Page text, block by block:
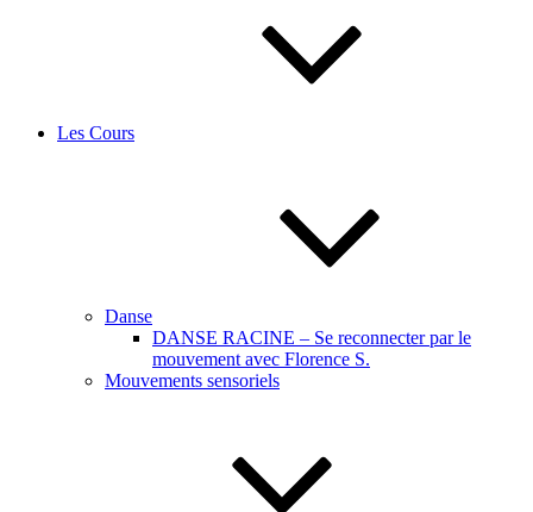
Les Cours
Danse
DANSE RACINE – Se reconnecter par le
mouvement avec Florence S.
Mouvements sensoriels